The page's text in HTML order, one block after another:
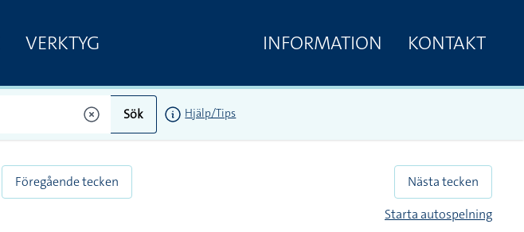
VERKTYG INFORMATION KONTAKT
Sök Hjälp/Tips
Föregående tecken
Nästa tecken
Starta autospelning